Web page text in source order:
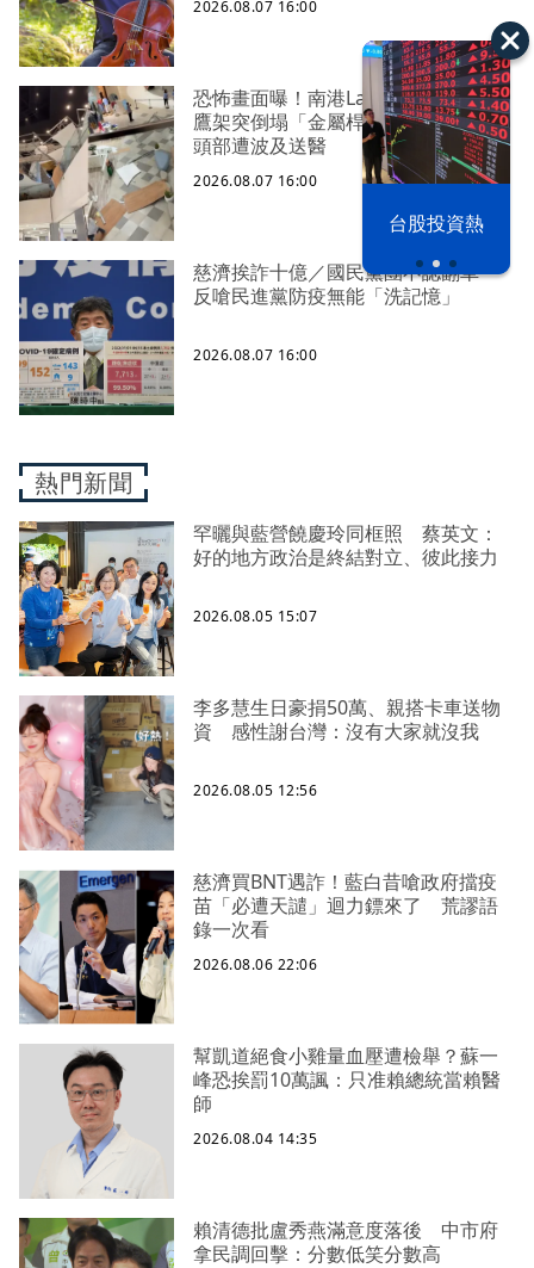
台股投資熱
2026.08.07 16:00
恐怖畫面曝！南港LaLaport五樓施工
鷹架突倒塌「金屬桿直墜1樓」 1女
頭部遭波及送醫
2026.08.07 16:00
慈濟挨詐十億／國民黨團不認翻車
反嗆民進黨防疫無能「洗記憶」
2026.08.07 16:00
熱門新聞
罕曬與藍營饒慶玲同框照 蔡英文：
好的地方政治是終結對立、彼此接力
2026.08.05 15:07
李多慧生日豪捐50萬、親搭卡車送物
資 感性謝台灣：沒有大家就沒我
2026.08.05 12:56
慈濟買BNT遇詐！藍白昔嗆政府擋疫
苗「必遭天譴」迴力鏢來了 荒謬語
錄一次看
2026.08.06 22:06
幫凱道絕食小雞量血壓遭檢舉？蘇一
峰恐挨罰10萬諷：只准賴總統當賴醫
師
2026.08.04 14:35
賴清德批盧秀燕滿意度落後 中市府
拿民調回擊：分數低笑分數高